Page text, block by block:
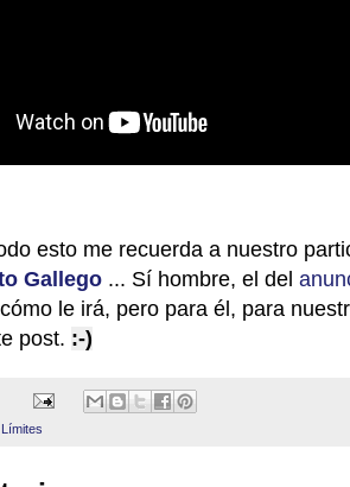
esto me recuerda a nuestro
Gallego ... Sí hombre, el del
le irá, pero para él, para
post. :-)